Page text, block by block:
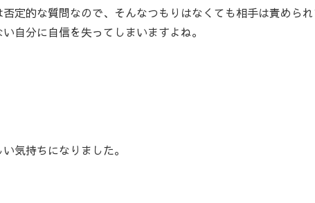
定的な質問なので、そんなつもりはなくても相手は責めら
自分に自信を失ってしまいますよね。
気持ちになりました。